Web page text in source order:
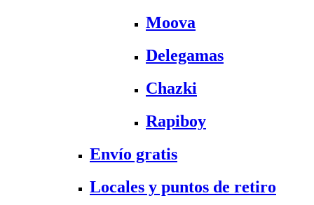
Moova
Delegamas
Chazki
Rapiboy
Envío gratis
Locales y puntos de retiro